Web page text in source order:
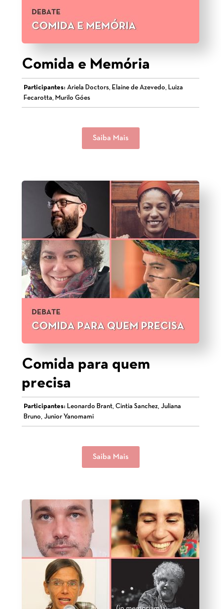
Comida e Memória
Participantes: Ariela Doctors, Elaine de Azevedo, Luiza
Fecarotta, Murilo Góes
Saiba Mais
Comida para quem
precisa
Participantes: Leonardo Brant, Cintia Sanchez, Juliana
Bruno, Junior Yanomami
Saiba Mais